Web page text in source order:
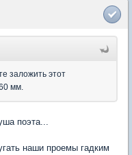
заложить этот
мм.
поэта...
наши проемы гадким